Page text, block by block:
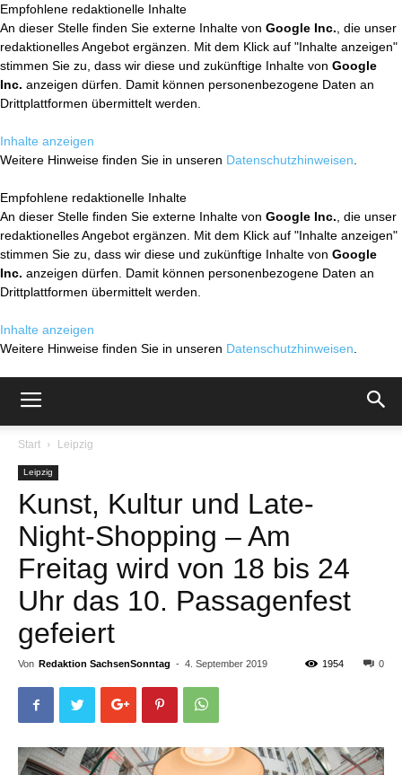
Empfohlene redaktionelle Inhalte
An dieser Stelle finden Sie externe Inhalte von Google Inc. , die unser
redaktionelles Angebot ergänzen. Mit dem Klick auf "Inhalte anzeigen"
stimmen Sie zu, dass wir diese und zukünftige Inhalte von Google
Inc. anzeigen dürfen. Damit können personenbezogene Daten an
Drittplattformen übermittelt werden.
Inhalte anzeigen
Weitere Hinweise finden Sie in unseren Datenschutzhinweisen
Empfohlene redaktionelle Inhalte
An dieser Stelle finden Sie externe Inhalte von Google Inc. , die unser
redaktionelles Angebot ergänzen. Mit dem Klick auf "Inhalte anzeigen"
stimmen Sie zu, dass wir diese und zukünftige Inhalte von Google
Inc. anzeigen dürfen. Damit können personenbezogene Daten an
Drittplattformen übermittelt werden.
Inhalte anzeigen
Weitere Hinweise finden Sie in unseren Datenschutzhinweisen
Start Leipzig
Leipzig
Kunst, Kultur und Late-
Night-Shopping – Am
Freitag wird von 18 bis 24
Uhr das 10. Passagenfest
gefeiert
Von Redaktion SachsenSonntag - 4. September 2019 0
1954